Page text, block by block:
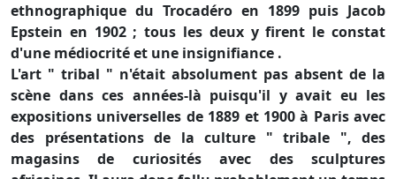
ethnographique du Trocadéro en 1899 puis Jacob
Epstein en 1902 ; tous les deux y firent le constat
d'une médiocrité et une insignifiance .
L'art " tribal " n'était absolument pas absent de la
scène dans ces années-là puisqu'il y avait eu les
expositions universelles de 1889 et 1900 à Paris avec
des présentations de la culture " tribale ", des
magasins de curiosités avec des sculptures